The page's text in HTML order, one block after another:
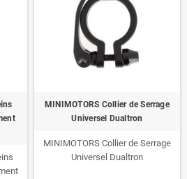
MINIMOTORS Collier de Serrage
Universel Dualtron
MINIMOTORS Collier de Serrage
Universel Dualtron